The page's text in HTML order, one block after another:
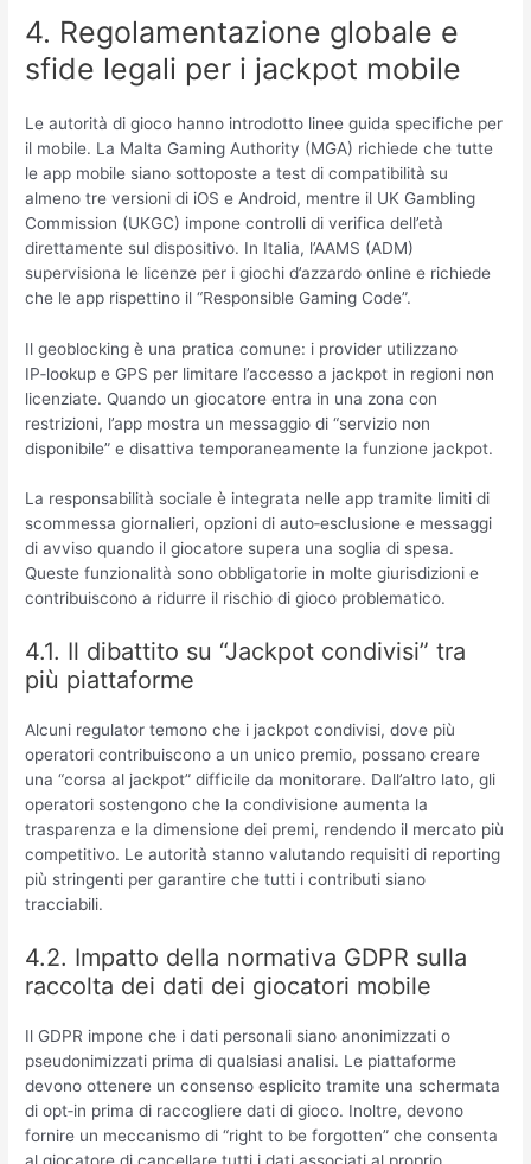
4. Regolamentazione globale e
sfide legali per i jackpot mobile
Le autorità di gioco hanno introdotto linee guida specifiche per
il mobile. La Malta Gaming Authority (MGA) richiede che tutte
le app mobile siano sottoposte a test di compatibilità su
almeno tre versioni di iOS e Android, mentre il UK Gambling
Commission (UKGC) impone controlli di verifica dell’età
direttamente sul dispositivo. In Italia, l’AAMS (ADM)
supervisiona le licenze per i giochi d’azzardo online e richiede
che le app rispettino il “Responsible Gaming Code”.
Il geoblocking è una pratica comune: i provider utilizzano
IP‑lookup e GPS per limitare l’accesso a jackpot in regioni non
licenziate. Quando un giocatore entra in una zona con
restrizioni, l’app mostra un messaggio di “servizio non
disponibile” e disattiva temporaneamente la funzione jackpot.
La responsabilità sociale è integrata nelle app tramite limiti di
scommessa giornalieri, opzioni di auto‑esclusione e messaggi
di avviso quando il giocatore supera una soglia di spesa.
Queste funzionalità sono obbligatorie in molte giurisdizioni e
contribuiscono a ridurre il rischio di gioco problematico.
4.1. Il dibattito su “Jackpot condivisi” tra
più piattaforme
Alcuni regulator temono che i jackpot condivisi, dove più
operatori contribuiscono a un unico premio, possano creare
una “corsa al jackpot” difficile da monitorare. Dall’altro lato, gli
operatori sostengono che la condivisione aumenta la
trasparenza e la dimensione dei premi, rendendo il mercato più
competitivo. Le autorità stanno valutando requisiti di reporting
più stringenti per garantire che tutti i contributi siano
tracciabili.
4.2. Impatto della normativa GDPR sulla
raccolta dei dati dei giocatori mobile
Il GDPR impone che i dati personali siano anonimizzati o
pseudonimizzati prima di qualsiasi analisi. Le piattaforme
devono ottenere un consenso esplicito tramite una schermata
di opt‑in prima di raccogliere dati di gioco. Inoltre, devono
fornire un meccanismo di “right to be forgotten” che consenta